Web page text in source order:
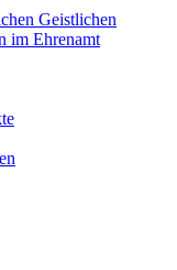
Geistlichen
im Ehrenamt